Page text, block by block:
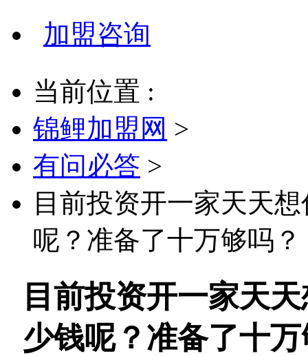
加盟咨询
当前位置 :
锦鲤加盟网 >
有问必答 >
目前投资开一家天天
呢？准备了十万够吗？
目前投资开一家天
少钱呢？准备了十